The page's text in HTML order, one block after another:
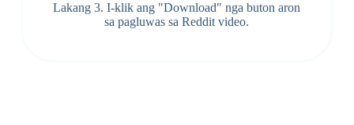
Lakang 3. I-klik ang "Download" nga buton aron
sa pagluwas sa Reddit video.